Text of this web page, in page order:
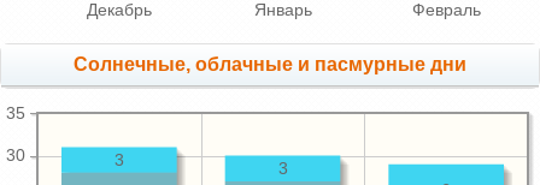
Декабрь Январь Февраль
Cолнечные, облачные и пасмурные дни
30
35
3
3